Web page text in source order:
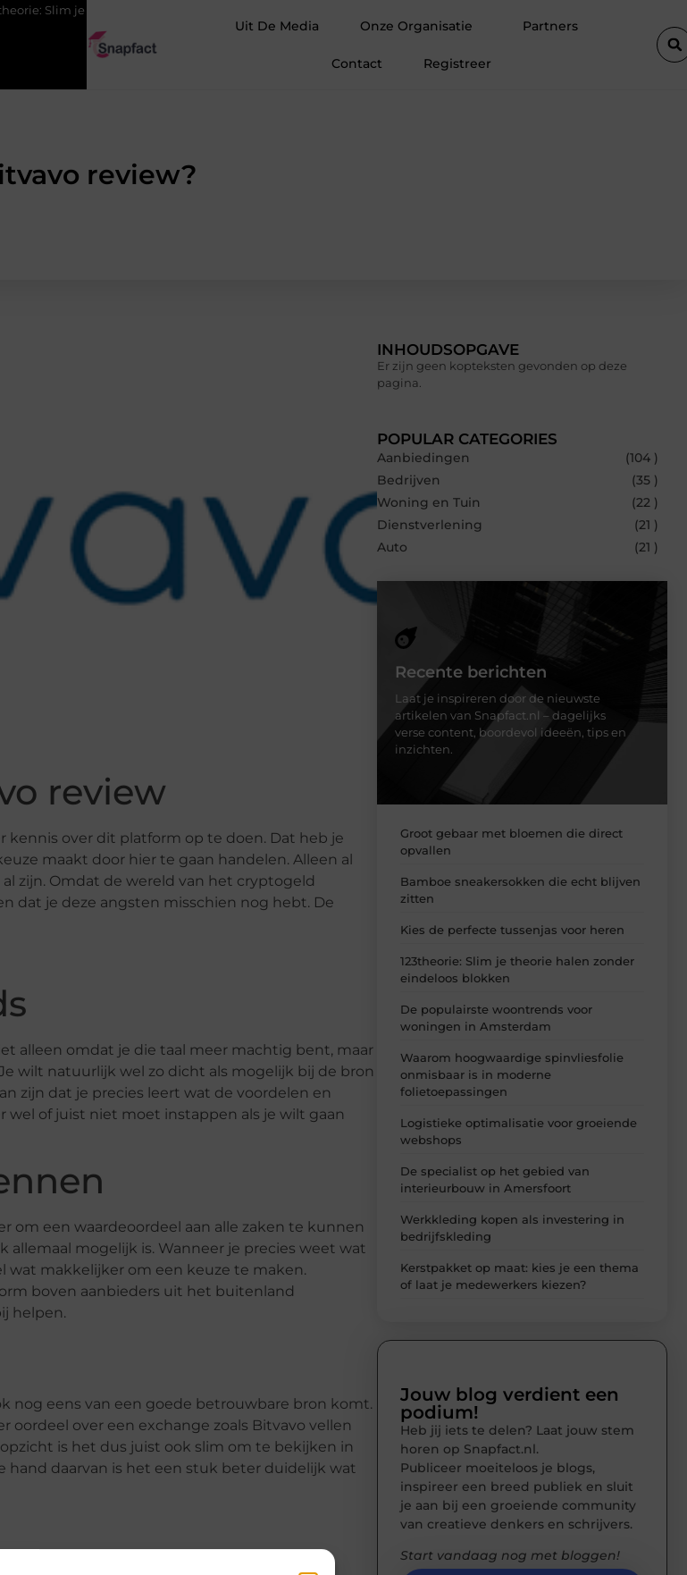
je theorie halen zonder eindeloos blokken
Uit De Media Onze Organisatie Partners
Contact Registreer
review?
review
kennis over dit platform op te doen. Dat heb je
maakt door hier te gaan handelen. Alleen al
zijn. Omdat de wereld van het cryptogeld
dat je deze angsten misschien nog hebt. De
alleen omdat je die taal meer machtig bent, maar
wilt natuurlijk wel zo dicht als mogelijk bij de bron
zijn dat je precies leert wat de voordelen en
wel of juist niet moet instappen als je wilt gaan
om een waardeoordeel aan alle zaken te kunnen
mogelijk is. Wanneer je precies weet wat
wat makkelijker om een keuze te maken.
boven aanbieders uit het buitenland
helpen.
nog eens van een goede betrouwbare bron komt.
over een exchange zoals Bitvavo vellen
is het dus juist ook slim om te bekijken in
hand daarvan is het een stuk beter duidelijk wat
INHOUDSOPGAVE
Er zijn geen kopteksten gevonden op deze
pagina.
POPULAR CATEGORIES
Aanbiedingen
(104 )
Bedrijven
(35 )
Woning en Tuin
(22 )
Dienstverlening
(21 )
Auto
(21 )
Recente berichten
Laat je inspireren door de nieuwste
artikelen van Snapfact.nl – dagelijks
verse content, boordevol ideeën, tips en
inzichten.
Groot gebaar met bloemen die direct
opvallen
Bamboe sneakersokken die echt blijven
zitten
Kies de perfecte tussenjas voor heren
123theorie: Slim je theorie halen zonder
eindeloos blokken
De populairste woontrends voor
woningen in Amsterdam
Waarom hoogwaardige spinvliesfolie
onmisbaar is in moderne
folietoepassingen
Logistieke optimalisatie voor groeiende
webshops
De specialist op het gebied van
interieurbouw in Amersfoort
Werkkleding kopen als investering in
bedrijfskleding
Kerstpakket op maat: kies je een thema
of laat je medewerkers kiezen?
Jouw blog verdient een
podium!
Heb jij iets te delen? Laat jouw stem
horen op Snapfact.nl.
Publiceer moeiteloos je blogs,
inspireer een breed publiek en sluit
je aan bij een groeiende community
van creatieve denkers en schrijvers.
Start vandaag nog met bloggen!